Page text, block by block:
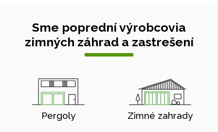
Sme poprední výrobcovia
zimných záhrad a zastrešení
Pergoly Zimné zahrady